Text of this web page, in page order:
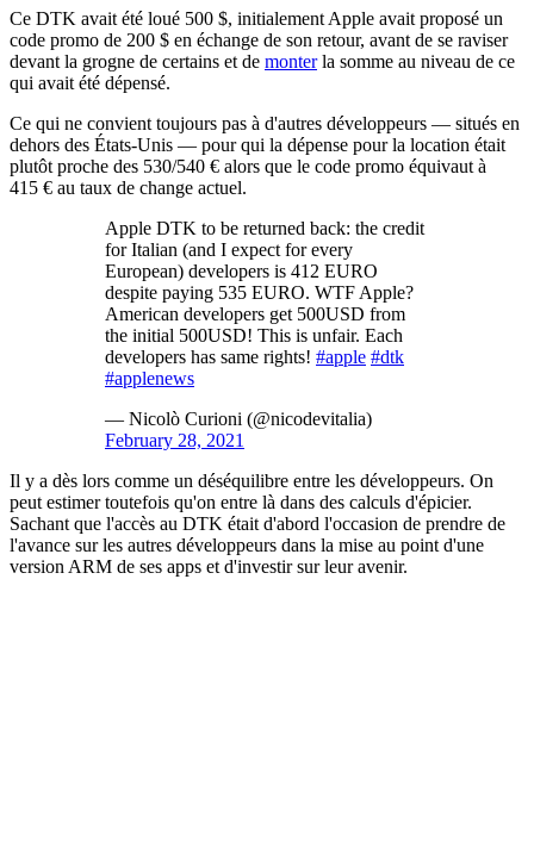
Ce DTK avait été loué 500 $, initialement Apple avait proposé un
code promo de 200 $ en échange de son retour, avant de se raviser
devant la grogne de certains et de monterla somme au niveau de ce
qui avait été dépensé.
Ce qui ne convient toujours pas à d'autres développeurs — situés en
dehors des États-Unis — pour qui la dépense pour la location était
plutôt proche des 530/540 € alors que le code promo équivaut à
415 € au taux de change actuel.
Apple DTK to be returned back: the credit
for Italian (and I expect for every
European) developers is 412 EURO
despite paying 535 EURO. WTF Apple?
American developers get 500USD from
the initial 500USD! This is unfair. Each
developers has same rights! #apple #dtk
#applenews
— Nicolò Curioni (@nicodevitalia)
February 28, 2021
Il y a dès lors comme un déséquilibre entre les développeurs. On
peut estimer toutefois qu'on entre là dans des calculs d'épicier.
Sachant que l'accès au DTK était d'abord l'occasion de prendre de
l'avance sur les autres développeurs dans la mise au point d'une
version ARM de ses apps et d'investir sur leur avenir.